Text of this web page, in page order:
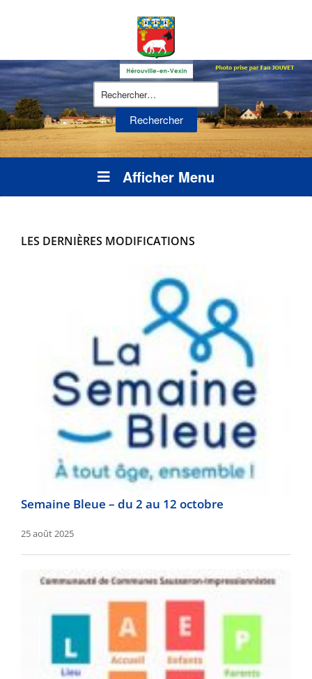
Rechercher :
Afficher Menu
LES DERNIÈRES MODIFICATIONS
Semaine Bleue – du 2 au 12 octobre
25 août 2025